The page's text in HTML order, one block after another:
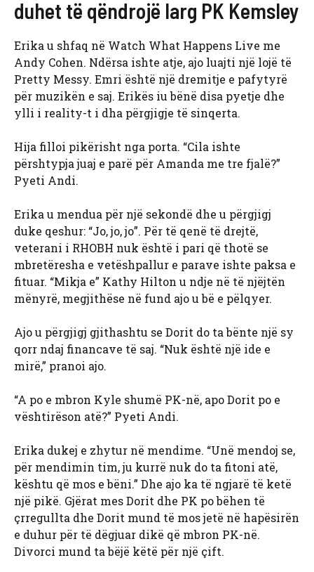
duhet të qëndrojë larg PK Kemsley
Erika u shfaq në Watch What Happens Live me
Andy Cohen. Ndërsa ishte atje, ajo luajti një lojë të
Pretty Messy. Emri është një dremitje e pafytyrë
për muzikën e saj. Erikës iu bënë disa pyetje dhe
ylli i reality-t i dha përgjigje të sinqerta.
Hija filloi pikërisht nga porta. “Cila ishte
përshtypja juaj e parë për Amanda me tre fjalë?”
Pyeti Andi.
Erika u mendua për një sekondë dhe u përgjigj
duke qeshur: “Jo, jo, jo”. Për të qenë të drejtë,
veterani i RHOBH nuk është i pari që thotë se
mbretëresha e vetëshpallur e parave ishte paksa e
fituar. “Mikja e” Kathy Hilton u ndje në të njëjtën
mënyrë, megjithëse në fund ajo u bë e pëlqyer.
Ajo u përgjigj gjithashtu se Dorit do ta bënte një sy
qorr ndaj financave të saj. “Nuk është një ide e
mirë,” pranoi ajo.
“A po e mbron Kyle shumë PK-në, apo Dorit po e
vështirëson atë?” Pyeti Andi.
Erika dukej e zhytur në mendime. “Unë mendoj se,
për mendimin tim, ju kurrë nuk do ta fitoni atë,
kështu që mos e bëni.” Dhe ajo ka të ngjarë të ketë
një pikë. Gjërat mes Dorit dhe PK po bëhen të
çrregullta dhe Dorit mund të mos jetë në hapësirën
e duhur për të dëgjuar dikë që mbron PK-në.
Divorci mund ta bëjë këtë për një çift.